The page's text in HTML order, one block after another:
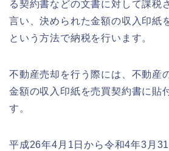
る契約書などの文書に対して課税
言い、決められた金額の収入印紙
という方法で納税を行います。
不動産売却を行う際には、不動産
金額の収入印紙を売買契約書に貼
す。
平成26年4月1日から令和4年3月